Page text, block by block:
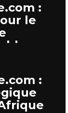
:
le
au
: